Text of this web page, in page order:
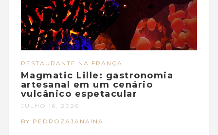
RESTAURANTE NA FRANÇA
Magmatic Lille: gastronomia
artesanal em um cenário
vulcânico espetacular
JULHO 16, 2026
BY PEDROZAJANAINA